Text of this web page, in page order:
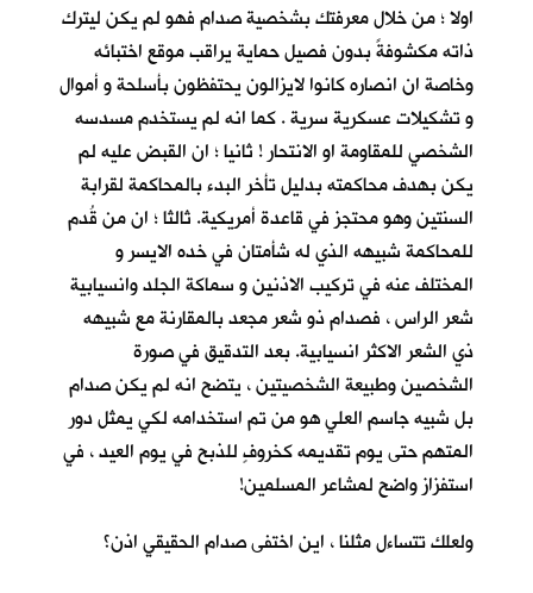
اولا ؛ من خلال معرفتك بشخصية صدام فهو لم يكن ليترك
ذاته مكشوفةً بدون فصيل حماية يراقب موقع اختبائه
وخاصة ان انصاره كانوا لايزالون يحتفظون بأسلحة و أموال
و تشكيلات عسكرية سرية . كما انه لم يستخدم مسدسه
الشخصي للمقاومة او الانتحار ! ثانيا ؛ ان القبض عليه لم
يكن بهدف محاكمته بدليل تأخر البدء بالمحاكمة لقرابة
السنتين وهو محتجز في قاعدة أمريكية. ثالثا ؛ ان من قُدم
للمحاكمة شبيهه الذي له شأمتان في خده الايسر و
المختلف عنه في تركيب الاذنين و سماكة الجلد وانسيابية
شعر الراس ، فصدام ذو شعر مجعد بالمقارنة مع شبيهه
ذي الشعر الاكثر انسيابية. بعد التدقيق في صورة
الشخصين وطبيعة الشخصيتين ، يتضح انه لم يكن صدام
بل شبيه جاسم العلي هو من تم استخدامه لكي يمثل دور
المتهم حتى يوم تقديمه كخروفٍ للذبح في يوم العيد ، في
استفزاز واضح لمشاعر المسلمين!
ولعلك تتساءل مثلنا ، اين اختفى صدام الحقيقي اذن؟